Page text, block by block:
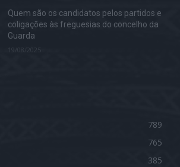
Quem são os candidatos pelos partidos e
coligações às freguesias do concelho da
Guarda
19/08/2025
789
765
385